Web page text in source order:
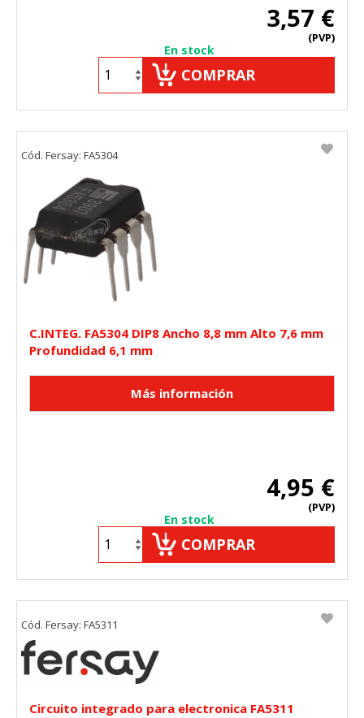
3,57 €
(PVP)
En stock
COMPRAR
C.INTEG. FA5304 DIP8 Ancho 8,8 mm Alto 7,6 mm
Profundidad 6,1 mm
4,95 €
(PVP)
En stock
COMPRAR
Cód. Fersay: FA5304
Circuito integrado para electronica FA5311
Cód. Fersay: FA5311